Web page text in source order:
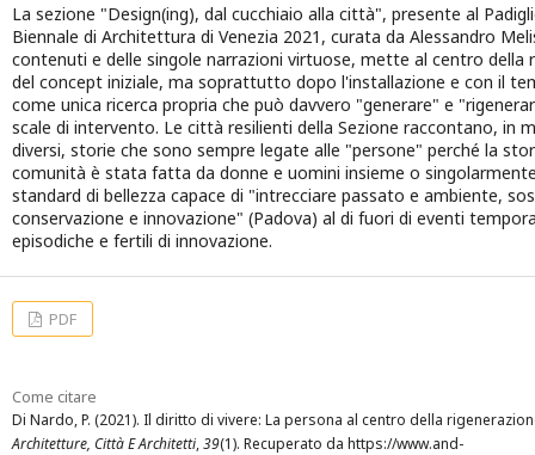
La sezione "Design(ing), dal cucchiaio alla città", presente al
Biennale di Architettura di Venezia 2021, curata da Alessandro
contenuti e delle singole narrazioni virtuose, mette al centro della
del concept iniziale, ma soprattutto dopo l'installazione e con il
come unica ricerca propria che può davvero "generare" e
scale di intervento. Le città resilienti della Sezione raccontano, in
diversi, storie che sono sempre legate alle "persone" perché la
comunità è stata fatta da donne e uomini insieme o
standard di bellezza capace di "intrecciare passato e ambiente,
conservazione e innovazione" (Padova) al di fuori di eventi
episodiche e fertili di innovazione.
PDF
Come citare
Di Nardo, P. (2021). Il diritto di vivere: La persona al centro della
Architetture, Città E Architetti,39(1). Recuperato da https://www.and-